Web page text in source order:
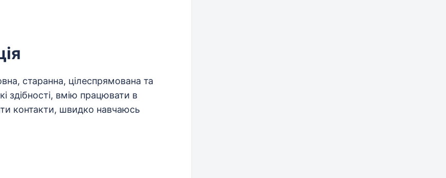
старанна, цілеспрямована та
здібності, вмію працювати в
контакти, швидко навчаюсь